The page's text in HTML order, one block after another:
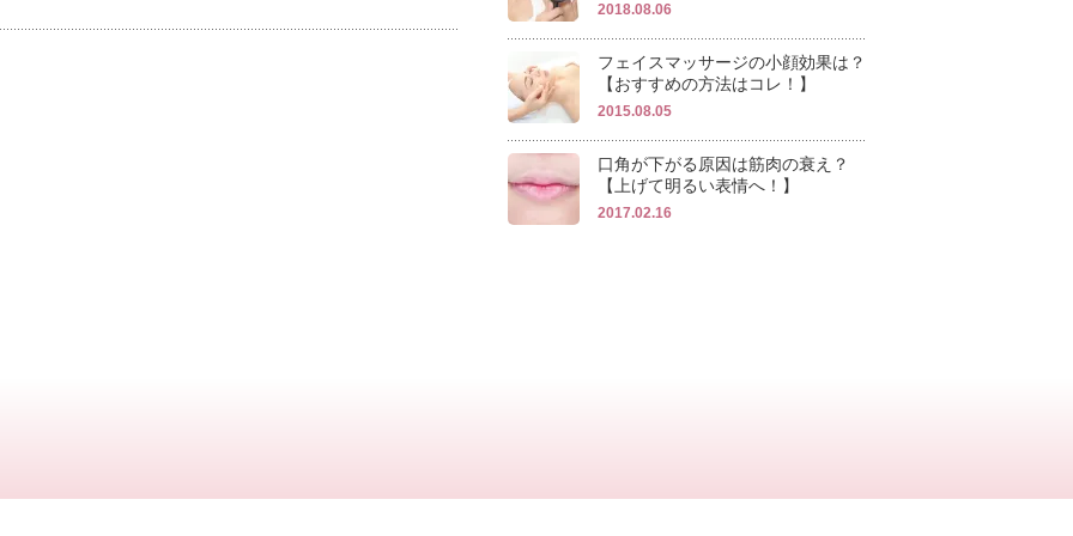
2018.08.06
フェイスマッサージの小顔効果は？
【おすすめの方法はコレ！】
2015.08.05
口角が下がる原因は筋肉の衰え？
【上げて明るい表情へ！】
2017.02.16